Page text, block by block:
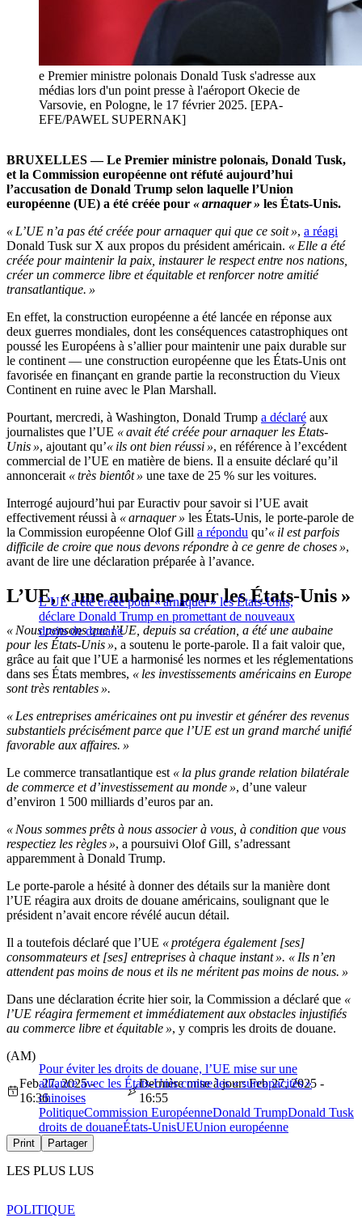
e Premier ministre polonais Donald Tusk s'adresse aux
médias lors d'un point presse à l'aéroport Okecie de
Varsovie, en Pologne, le 17 février 2025. [EPA-
EFE/PAWEL SUPERNAK]
BRUXELLES — Le Premier ministre polonais, Donald Tusk,
et la Commission européenne ont réfuté aujourd’hui
l’accusation de Donald Trump selon laquelle l’Union
européenne (UE) a été créée pour « arnaquer » les États-Unis.
« L’UE n’a pas été créée pour arnaquer qui que ce soit », a réagi
Donald Tusk sur X aux propos du président américain. « Elle a été
créée pour maintenir la paix, instaurer le respect entre nos nations,
créer un commerce libre et équitable et renforcer notre amitié
transatlantique. »
En effet, la construction européenne a été lancée en réponse aux
deux guerres mondiales, dont les conséquences catastrophiques ont
poussé les Européens à s’allier pour maintenir une paix durable sur
le continent — une construction européenne que les États-Unis ont
favorisée en finançant en grande partie la reconstruction du Vieux
Continent en ruine avec le Plan Marshall.
Pourtant, mercredi, à Washington, Donald Trump a déclaré aux
journalistes que l’UE « avait été créée pour arnaquer les États-
Unis », ajoutant qu’« ils ont bien réussi », en référence à l’excédent
commercial de l’UE en matière de biens. Il a ensuite déclaré qu’il
annoncerait « très bientôt » une taxe de 25 % sur les voitures.
Interrogé aujourd’hui par Euractiv pour savoir si l’UE avait
effectivement réussi à « arnaquer » les États-Unis, le porte-parole de
la Commission européenne Olof Gill a répondu qu’« il est parfois
difficile de croire que nous devons répondre à ce genre de choses »,
avant de lire une déclaration préparée à l’avance.
L’UE a été créée pour « arnaquer » les États-Unis,
déclare Donald Trump en promettant de nouveaux
droits de douane
L’UE, « une aubaine pour les États-Unis »
« Nous pensons que l’UE, depuis sa création, a été une aubaine
pour les États-Unis », a soutenu le porte-parole. Il a fait valoir que,
grâce au fait que l’UE a harmonisé les normes et les réglementations
dans ses États membres, « les investissements américains en Europe
sont très rentables ».
« Les entreprises américaines ont pu investir et générer des revenus
substantiels précisément parce que l’UE est un grand marché unifié
favorable aux affaires. »
Le commerce transatlantique est « la plus grande relation bilatérale
de commerce et d’investissement au monde », d’une valeur
d’environ 1 500 milliards d’euros par an.
« Nous sommes prêts à nous associer à vous, à condition que vous
respectiez les règles », a poursuivi Olof Gill, s’adressant
apparemment à Donald Trump.
Le porte-parole a hésité à donner des détails sur la manière dont
l’UE réagira aux droits de douane américains, soulignant que le
président n’avait encore révélé aucun détail.
Il a toutefois déclaré que l’UE « protégera également [ses]
consommateurs et [ses] entreprises à chaque instant ». « Ils n’en
attendent pas moins de nous et ils ne méritent pas moins de nous. »
Dans une déclaration écrite hier soir, la Commission a déclaré que «
l’UE réagira fermement et immédiatement aux obstacles injustifiés
au commerce libre et équitable », y compris les droits de douane.
Pour éviter les droits de douane, l’UE mise sur une
alliance avec les États-Unis contre les « surcapacités »
chinoises
(AM)
Feb 27, 2025 -
16:36
Dernière mise à jour: Feb 27, 2025 -
16:55
PolitiqueCommission EuropéenneDonald TrumpDonald Tusk
droits de douaneÉtats-UnisUEUnion européenne
Print Partager
LES PLUS LUS
POLITIQUE